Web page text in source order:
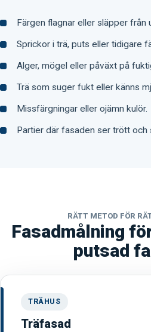
Färgen flagnar eller släpper från
Sprickor i trä, puts eller tidigare
Alger, mögel eller påväxt på
Trä som suger fukt eller känns
Missfärgningar eller ojämn kulör.
Partier där fasaden ser trött och
RÄTT METOD FÖR
Fasadmålning
putsad
TRÄHUS
Träfasad